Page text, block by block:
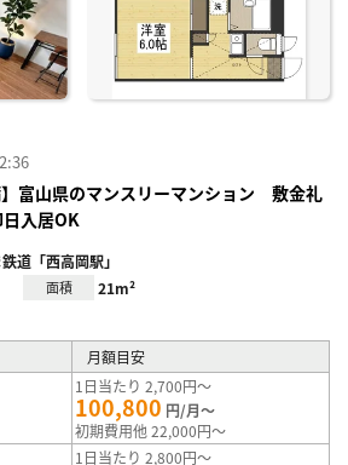
】富山県のマンスリーマンション 敷金礼
入居OK
道「西高岡駅」
面積 21m²
月額目安
1日当たり 2,700円～
100,800 円/月～
初期費用他 22,000円～
1日当たり 2,800円～